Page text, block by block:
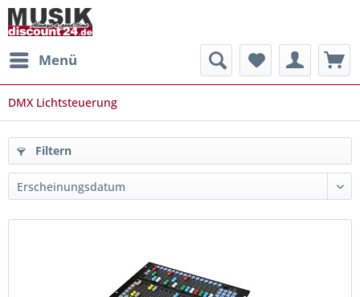
Menü
DMX Lichtsteuerung
Filtern